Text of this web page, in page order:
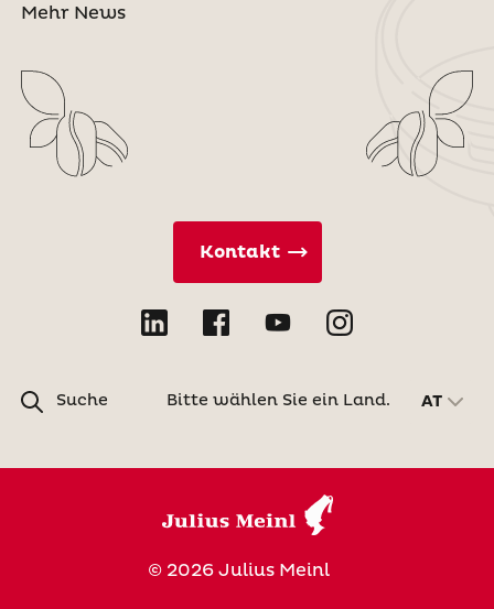
Mehr News
Suche
Kontakt
Bitte wählen Sie ein Land. AT
© 2026 Julius Meinl